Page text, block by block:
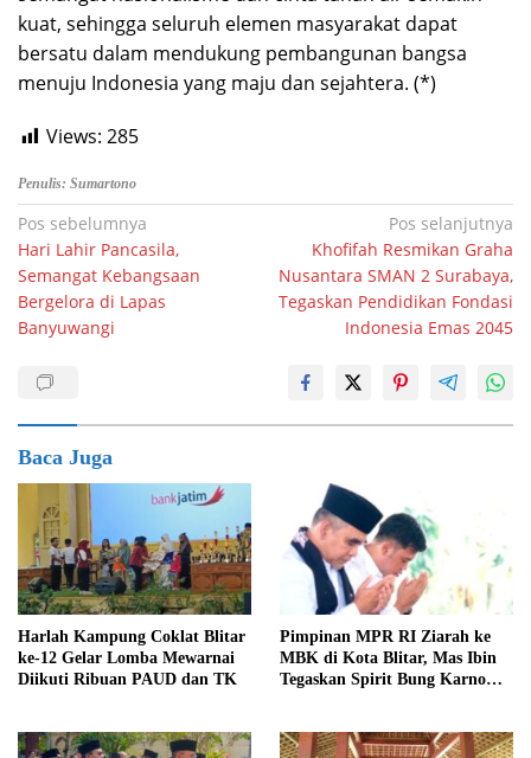
kuat, sehingga seluruh elemen masyarakat dapat
bersatu dalam mendukung pembangunan bangsa
menuju Indonesia yang maju dan sejahtera. (*)
Views: 285
Penulis: Sumartono
Navigasi
pos
Pos sebelumnya
Hari Lahir Pancasila,
Semangat Kebangsaan
Bergelora di Lapas
Banyuwangi
Pos selanjutnya
Khofifah Resmikan Graha
Nusantara SMAN 2 Surabaya,
Tegaskan Pendidikan Fondasi
Indonesia Emas 2045
Baca Juga
Harlah Kampung Coklat Blitar
ke-12 Gelar Lomba Mewarnai
Diikuti Ribuan PAUD dan TK
Pimpinan MPR RI Ziarah ke
MBK di Kota Blitar, Mas Ibin
Tegaskan Spirit Bung Karno